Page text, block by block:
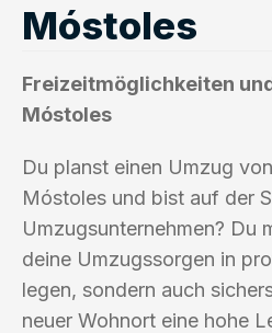
Móstoles
Freizeitmöglichkeiten
Móstoles
Du planst einen Umzug
Móstoles und bist auf der
Umzugsunternehmen? Du
deine Umzugssorgen in
legen, sondern auch
neuer Wohnort eine hohe